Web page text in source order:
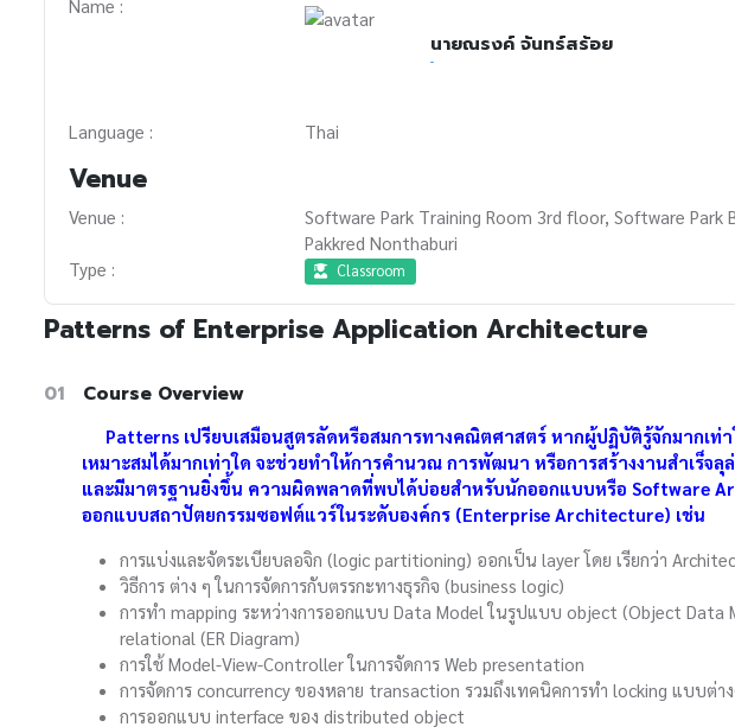
Name :
นายณรงค์ จันทร์สร้อย
-
Language : Thai
Venue
Venue :
Software Park Training Room 3rd floor, Software Park
Pakkred Nonthaburi
Type :
Classroom
Patterns of Enterprise Application Architecture
01 Course Overview
Patterns เปรียบเสมือนสูตรลัดหรือสมการทางคณิตศาสตร์ หากผู้ปฏิบัติรู้จักมากเท่
เหมาะสมได้มากเท่าใด จะช่วยทำให้การคำนวณ การพัฒนา หรือการสร้างงานสำเร็จลุ
และมีมาตรฐานยิ่งขึ้น ความผิดพลาดที่พบได้บ่อยสำหรับนักออกแบบหรือ Software
ออกแบบสถาปัตยกรรมซอฟต์แวร์ในระดับองค์กร (Enterprise Architecture) เช่น
การแบ่งและจัดระเบียบลอจิก (logic partitioning) ออกเป็น layer โดย เรียกว่า
วิธีการ ต่าง ๆ ในการจัดการกับตรรกะทางธุรกิจ (business logic)
การทำ mapping ระหว่างการออกแบบ Data Model ในรูปแบบ object (Object
relational (ER Diagram)
การใช้ Model-View-Controller ในการจัดการ Web presentation
การจัดการ concurrency ของหลาย transaction รวมถึงเทคนิคการทำ locking แบบต่า
การออกแบบ interface ของ distributed object